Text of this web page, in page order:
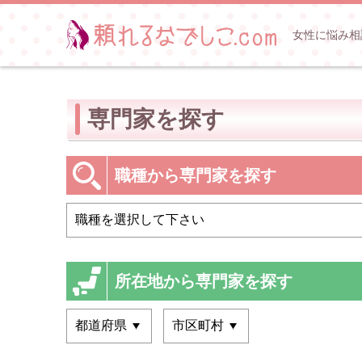
女性に悩み
専門家を探す
職種から専門家を探す
所在地から専門家を探す